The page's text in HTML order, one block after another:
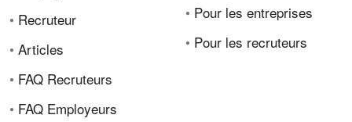
• Recruteur
• Articles
• FAQ Recruteurs
• FAQ Employeurs
• Pour les entreprises
• Pour les recruteurs